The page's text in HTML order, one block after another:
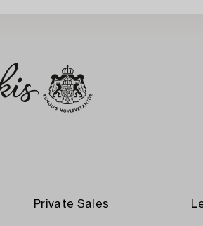
Private Sales